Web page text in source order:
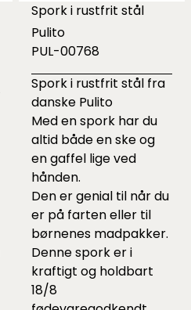
Spork i rustfrit stål
Pulito
PUL-00768
Spork i rustfrit stål fra
danske Pulito
Med en spork har du
altid både en ske og
en gaffel lige ved
hånden.
Den er genial til når du
er på farten eller til
børnenes madpakker.
Denne spork er i
kraftigt og holdbart
18/8